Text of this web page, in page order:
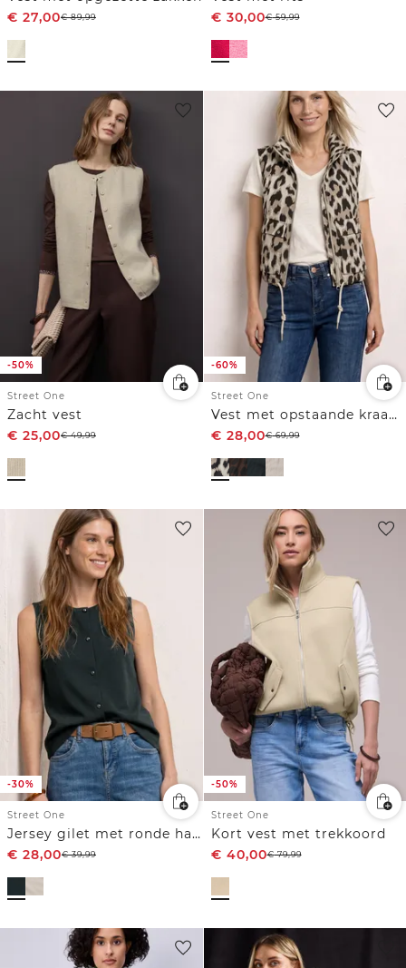
€ 27,00€89,99
€ 30,00€59,99
-50%
Street One
Zacht vest
€ 25,00€49,99
-60%
Street One
Vest met opstaande kraag en leopatroon
€ 28,00€69,99
-30%
Street One
Jersey gilet met ronde hals
€ 28,00€39,99
-50%
Street One
Kort vest met trekkoord
€ 40,00€79,99